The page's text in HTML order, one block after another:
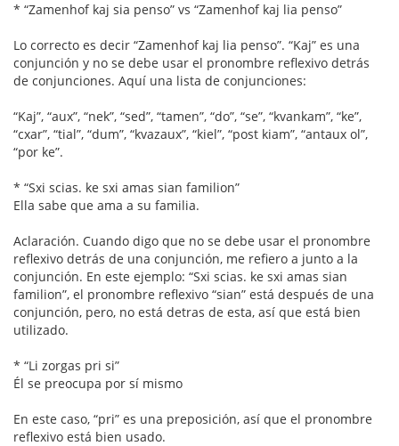
* “Zamenhof kaj sia penso” vs “Zamenhof kaj lia penso”
Lo correcto es decir “Zamenhof kaj lia penso”. “Kaj” es una
conjunción y no se debe usar el pronombre reflexivo detrás
de conjunciones. Aquí una lista de conjunciones:
“Kaj”, “aux”, “nek”, “sed”, “tamen”, “do”, “se”, “kvankam”, “ke”,
“cxar”, “tial”, “dum”, “kvazaux”, “kiel”, “post kiam”, “antaux ol”,
“por ke”.
* “Sxi scias. ke sxi amas sian familion”
Ella sabe que ama a su familia.
Aclaración. Cuando digo que no se debe usar el pronombre
reflexivo detrás de una conjunción, me refiero a junto a la
conjunción. En este ejemplo: “Sxi scias. ke sxi amas sian
familion”, el pronombre reflexivo “sian” está después de una
conjunción, pero, no está detras de esta, así que está bien
utilizado.
* “Li zorgas pri si”
Él se preocupa por sí mismo
En este caso, “pri” es una preposición, así que el pronombre
reflexivo está bien usado.